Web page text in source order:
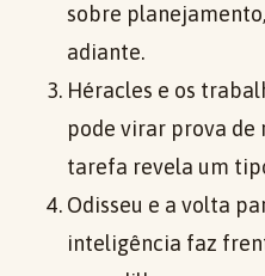
sobre
adiante.
Héracles e os
pode virar prova de
tarefa revela um
Odisseu e a volta
inteligência faz